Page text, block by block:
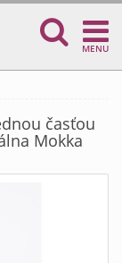
MENU
časťou
Mokka